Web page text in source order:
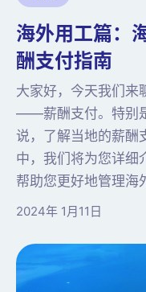
海外用工篇：
酬支付指南
大家好，今天我们来
——薪酬支付。特别
说，了解当地的薪酬
中，我们将为您详细
帮助您更好地管理海
2024年 1月11日